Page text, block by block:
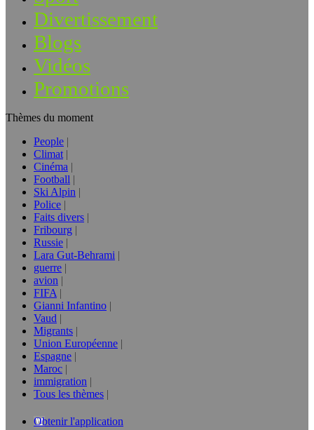
Divertissement
Blogs
Vidéos
Promotions
Thèmes du moment
People
Climat
Cinéma
Football
Ski Alpin
Police
Faits divers
Fribourg
Russie
Lara Gut-Behrami
guerre
avion
FIFA
Gianni Infantino
Vaud
Migrants
Union Européenne
Espagne
Maroc
immigration
Tous les thèmes
Obtenir l'application